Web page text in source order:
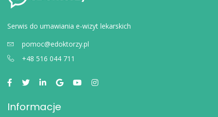
Serwis do umawiania e-wizyt lekarskich
pomoc@edoktorzy.pl
+48 516 044 711
Informacje